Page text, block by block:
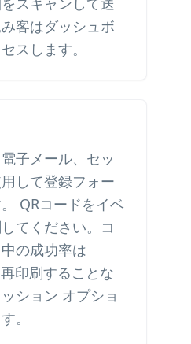
客はダッシュボ
スします。
子メール、セッ
して登録フォー
QRコードをイベ
てください。コ
の成功率は
印刷することな
ション オプショ
。